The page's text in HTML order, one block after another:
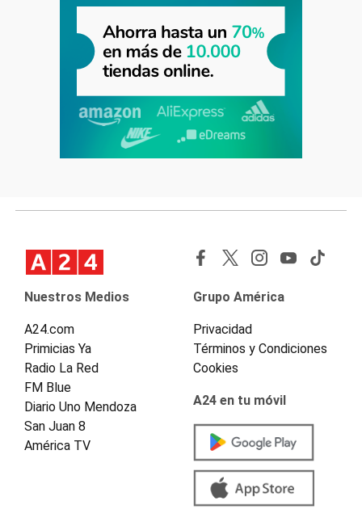
Nuestros Medios
A24.com
Primicias Ya
Radio La Red
FM Blue
Diario Uno Mendoza
San Juan 8
América TV
Grupo América
Privacidad
Términos y Condiciones
Cookies
A24 en tu móvil